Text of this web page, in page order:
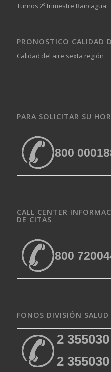
Turnos 2º trimestre Rancagua
PRONOSTICO CALIDAD
Calidad del aire sexta región
PARA SOLICITAR SU
800
CALL CENTER
DE CITAS
800
FONOS DIVISIÓN SALUD
2 355030
2 355030